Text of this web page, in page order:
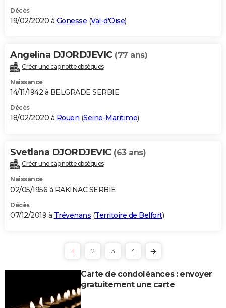
Décès
19/02/2020 à Gonesse (Val-d'Oise)
Angelina DJORDJEVIC (77 ans)
Créer une cagnotte obsèques
Naissance
14/11/1942 à BELGRADE SERBIE
Décès
18/02/2020 à Rouen (Seine-Maritime)
Svetlana DJORDJEVIC (63 ans)
Créer une cagnotte obsèques
Naissance
02/05/1956 à RAKINAC SERBIE
Décès
07/12/2019 à Trévenans (Territoire de Belfort)
1 2 3 4
Carte de condoléances : envoyer
gratuitement une carte